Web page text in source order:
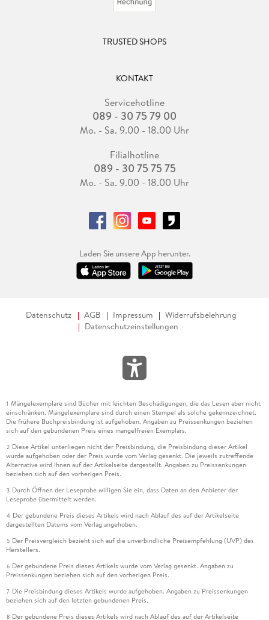
TRUSTED SHOPS
KONTAKT
Servicehotline
089 - 30 75 79 00
Mo. - Sa. 9.00 - 18.00 Uhr
Filialhotline
089 - 30 75 75 75
Mo. - Sa. 9.00 - 18.00 Uhr
Laden Sie unsere App herunter.
Datenschutz AGB Impressum
Widerrufsbelehrung
Datenschutzeinstellungen
1 Mängelexemplare sind Bücher mit leichten Beschädigungen, die das Lesen aber nicht
einschränken. Mängelexemplare sind durch einen Stempel als solche gekennzeichnet.
Die frühere Buchpreisbindung ist aufgehoben. Angaben zu Preissenkungen beziehen
sich auf den gebundenen Preis eines mangelfreien Exemplars.
2 Diese Artikel unterliegen nicht der Preisbindung, die Preisbindung dieser Artikel
wurde aufgehoben oder der Preis wurde vom Verlag gesenkt. Die jeweils zutreffende
Alternative wird Ihnen auf der Artikelseite dargestellt. Angaben zu Preissenkungen
beziehen sich auf den vorherigen Preis.
3 Durch Öffnen der Leseprobe willigen Sie ein, dass Daten an den Anbieter der
Leseprobe übermittelt werden.
4 Der gebundene Preis dieses Artikels wird nach Ablauf des auf der Artikelseite
dargestellten Datums vom Verlag angehoben.
5 Der Preisvergleich bezieht sich auf die unverbindliche Preisempfehlung (UVP) des
Herstellers.
6 Der gebundene Preis dieses Artikels wurde vom Verlag gesenkt. Angaben zu
Preissenkungen beziehen sich auf den vorherigen Preis.
7 Die Preisbindung dieses Artikels wurde aufgehoben. Angaben zu Preissenkungen
beziehen sich auf den letzten gebundenen Preis.
8 Der gebundene Preis dieses Artikels wird nach Ablauf des auf der Artikelseite